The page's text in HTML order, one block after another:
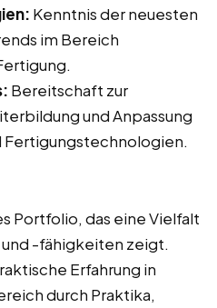
Kenntnis der neuesten
im Bereich
Bereitschaft zur
und Anpassung
Fertigungstechnologien.
Portfolio, das eine Vielfalt
-fähigkeiten zeigt.
Erfahrung in
durch Praktika,